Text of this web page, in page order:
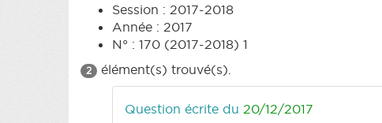
Session : 2017-2018
Année : 2017
N° : 170 (2017-2018) 1
2 élément(s) trouvé(s).
Question écrite du 20/12/2017